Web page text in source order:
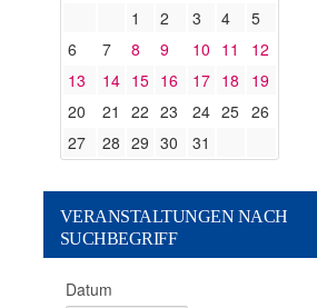
1
2 3 4
5
6
7 8 9 10 11
12
13
14 15 16 17 18
19
20
21 22 23 24 25 26
27
28 29 30 31
VERANSTALTUNGEN NACH
SUCHBEGRIFF
Datum